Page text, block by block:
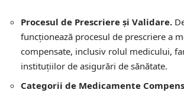
Procesul de Prescriere și Validare.
funcționează procesul de prescriere a
compensate, inclusiv rolul medicului,
instituțiilor de asigurări de sănătate.
Categorii de Medicamente